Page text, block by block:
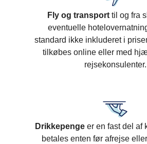
Fly og transporttil og fra
eventuelle
standard ikke inkluderet i
tilkøbes online eller med
rejsekonsulenter.
Drikkepengeer en fast del af
betales enten før afrejse